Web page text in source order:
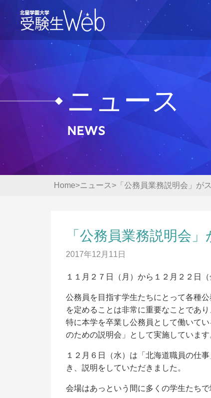
オープンキャンパス
LINE申し込み
ニュース
News
Home ニュース 「公務員業務説明会」が
「公務員業務説明会
2017年12月11日
１１月２７日（月）から１２月２２日
公務員を目指す学生たちにとって各種
を定めることは非常に重要なことであ
特に本学を卒業し公務員として働いて
のための説明会」として実施しています
１２月６日（水）は「北海道職員の仕
き、説明をしていただきました。
会場はあっという間に多くの学生たち